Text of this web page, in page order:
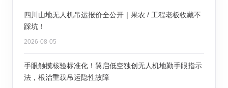
四川山地无人机吊运报价全公开｜果农 / 工程老板收藏不
踩坑！
2026-08-05
手眼触摸核验标准化！翼启低空独创无人机地勤手眼指示
法，根治重载吊运隐性故障